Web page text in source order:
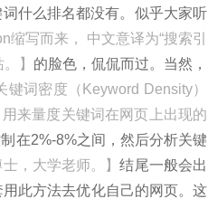
什么排名都没有。似乎大家听
写而来， 中文意译为“搜索引
】 的脸色，侃侃而过。当然，
键词密度（Keyword Density）
来量度关键词在网页上出现的
在2%-8%之间，然后分析关键
士，大学老师。】结尾一般会出
此方法去优化自己的网页。这